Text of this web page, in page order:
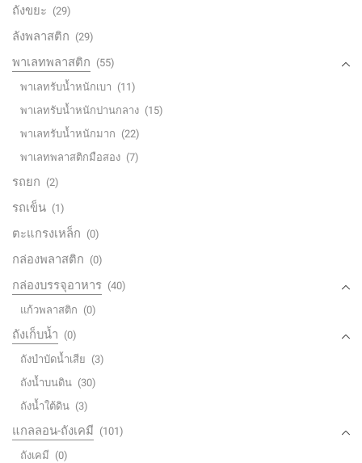
ถังขยะ (29)
ลังพลาสติก (29)
พาเลทพลาสติก (55)
พาเลทรับน้ำหนักเบา (11)
พาเลทรับน้ำหนักปานกลาง (15)
พาเลทรับน้ำหนักมาก (22)
พาเลทพลาสติกมือสอง (7)
รถยก (2)
รถเข็น (1)
ตะแกรงเหล็ก (0)
กล่องพลาสติก (0)
กล่องบรรจุอาหาร (40)
แก้วพลาสติก (0)
ถังเก็บน้ำ (0)
ถังบำบัดน้ำเสีย (3)
ถังน้ำบนดิน (30)
ถังน้ำใต้ดิน (3)
แกลลอน-ถังเคมี (101)
ถังเคมี (0)